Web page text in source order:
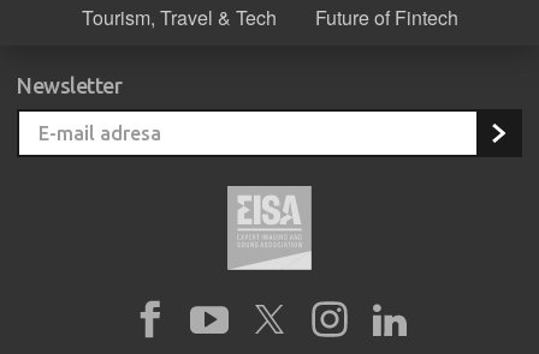
Tourism, Travel & Tech
Future of Fintech
Newsletter